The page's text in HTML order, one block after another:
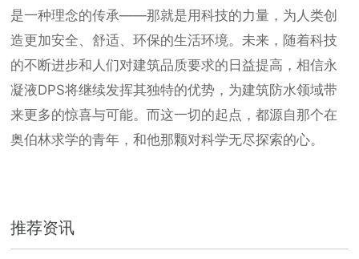
是一种理念的传承——那就是用科技的力量，为人类创
造更加安全、舒适、环保的生活环境。未来，随着科技
的不断进步和人们对建筑品质要求的日益提高，相信永
凝液DPS将继续发挥其独特的优势，为建筑防水领域带
来更多的惊喜与可能。而这一切的起点，都源自那个在
奥伯林求学的青年，和他那颗对科学无尽探索的心。
推荐资讯